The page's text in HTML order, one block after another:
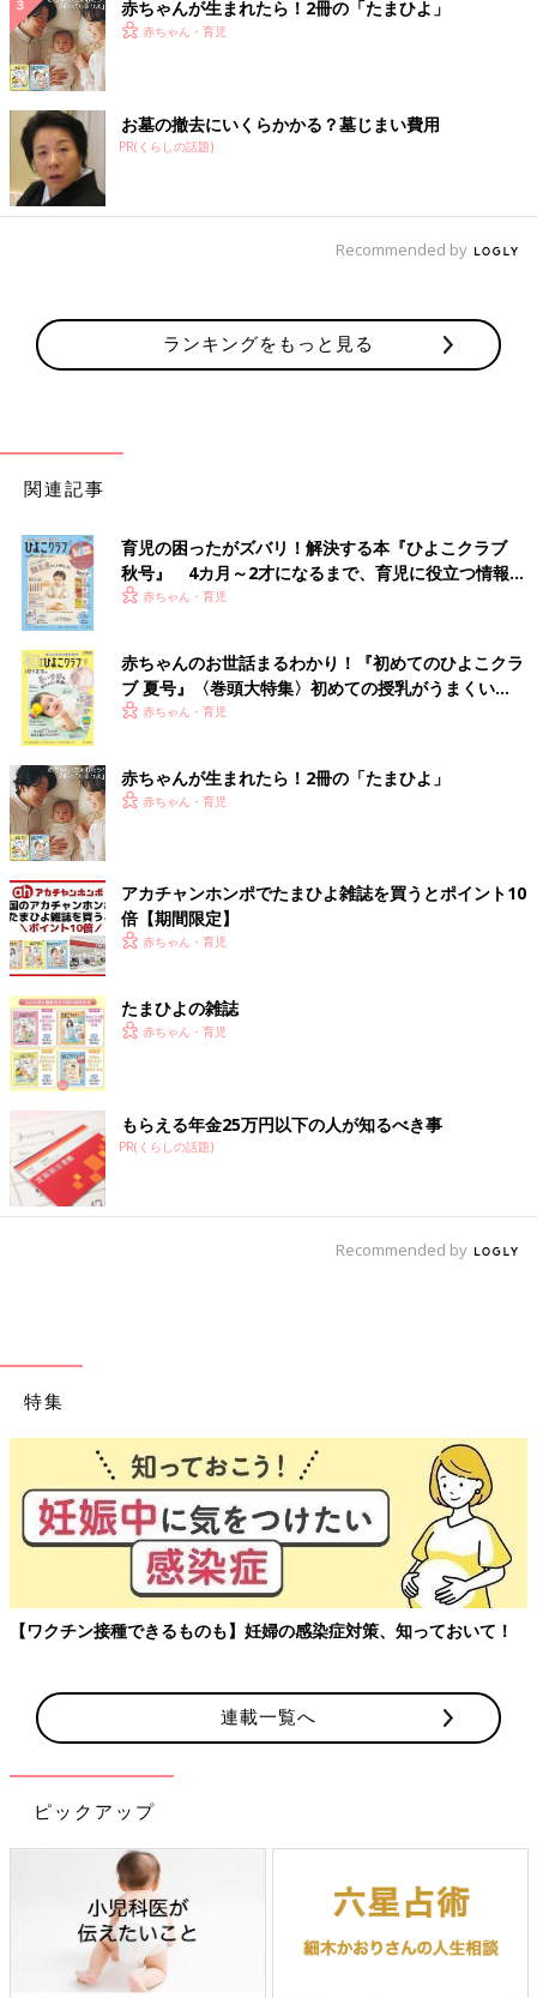
赤ちゃんが生まれたら！2冊の「たまひよ」
赤ちゃん・育児
お墓の撤去にいくらかかる？墓じまい費用
PR(くらしの話題)
Recommended by
ランキングをもっと見る
関連記事
育児の困ったがズバリ！解決する本『ひよこクラブ
秋号』 4カ月～2才になるまで、育児に役立つ情報が
いっぱい！
赤ちゃん・育児
赤ちゃんのお世話まるわかり！『初めてのひよこクラ
ブ 夏号』〈巻頭大特集〉初めての授乳がうまくい
く！ おっぱい・ミルクの基本と夏のトラブル 解決テ
赤ちゃん・育児
赤ちゃんが生まれたら！2冊の「たまひよ」
赤ちゃん・育児
アカチャンホンポでたまひよ雑誌を買うとポイント10
倍【期間限定】
赤ちゃん・育児
たまひよの雑誌
赤ちゃん・育児
もらえる年金25万円以下の人が知るべき事
PR(くらしの話題)
Recommended by
特集
【ワクチン接種できるものも】妊婦の感染症対策、知っておいて！
連載一覧へ
ピックアップ